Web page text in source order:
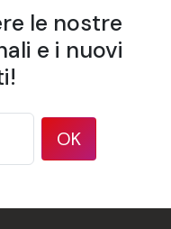
il metodo di
mil secondo il
le nostre
e i nuovi
OK